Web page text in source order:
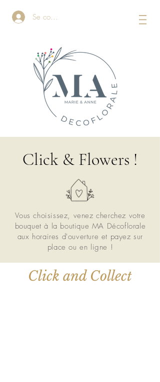
Se connecter
Click & Flowers !
Vous choisissez, venez cherchez votre
bouquet à la boutique MA Décoflorale
aux horaires d'ouverture et payez sur
place ou en ligne !
Click and Collect